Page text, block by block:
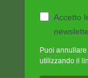
Accetto
Puoi
utilizzando il